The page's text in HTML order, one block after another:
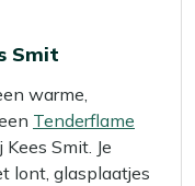
Smit
warme,
Tenderflame
Smit. Je
lont, glasplaatjes